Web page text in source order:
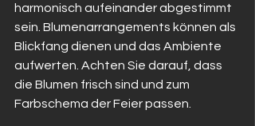
harmonisch aufeinander abgestimmt
sein. Blumenarrangements können als
Blickfang dienen und das Ambiente
aufwerten. Achten Sie darauf, dass
die Blumen frisch sind und zum
Farbschema der Feier passen.